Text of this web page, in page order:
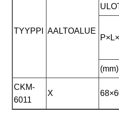
TYYPPI AALTOALUE
(mm)
CKM-
6011
X